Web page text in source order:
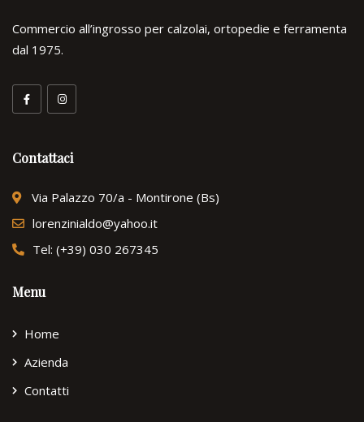
Commercio all’ingrosso per calzolai, ortopedie e ferramenta
dal 1975.
Contattaci
Via Palazzo 70/a - Montirone (Bs)
lorenzinialdo@yahoo.it
Tel: (+39) 030 267345
Menu
Home
Azienda
Contatti